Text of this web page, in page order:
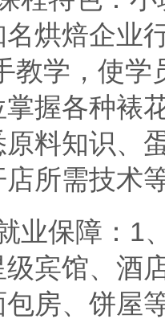
名烘焙企业
教学，使
掌握各种裱
原料知识、
所需技术
保障：1、
宾馆、酒
包房、饼屋